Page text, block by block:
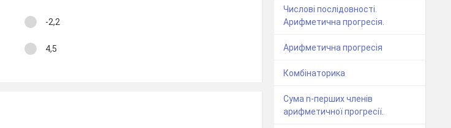
-2,2
4,5
Числові послідовності.
Арифметична прогресія.
Арифметична прогресія
Комбінаторика
Сума n-перших членів
арифметичної прогресії.